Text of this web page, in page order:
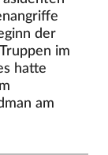
der
im
hatte
am